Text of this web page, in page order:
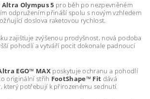
Altra Olympus 5 pro běh po nezpevněném
odpružením přináší spolu s novým vzhledem
doslova raketovou rychlost.
zajišťuje zvýšenou prodyšnost, nová podoba
pohodlí a vytváří pocit dokonale padnoucí
EGO™ MAX poskytuje ochranu a pohodlí
originální střih FootShape™ Fit dává
který potřebují k přirozenému sednutí.